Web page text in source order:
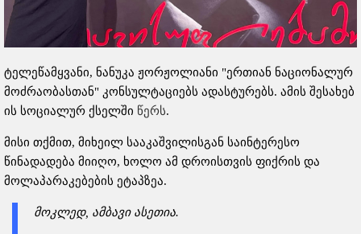
ტელეწამყვანი, ნანუკა ჟორჟოლიანი "ერთიან ნაციონალურ
მოძრაობასთან" კონსულტაციებს ადასტურებს. ამის შესახებ
ის სოციალურ ქსელში წერს.
მისი თქმით, მიხეილ სააკაშვილისგან საინტერესო
წინადადება მიიღო, ხოლო ამ დროისთვის ფიქრის და
მოლაპარაკებების ეტაპზეა.
მოკლედ, ამბავი ასეთია.